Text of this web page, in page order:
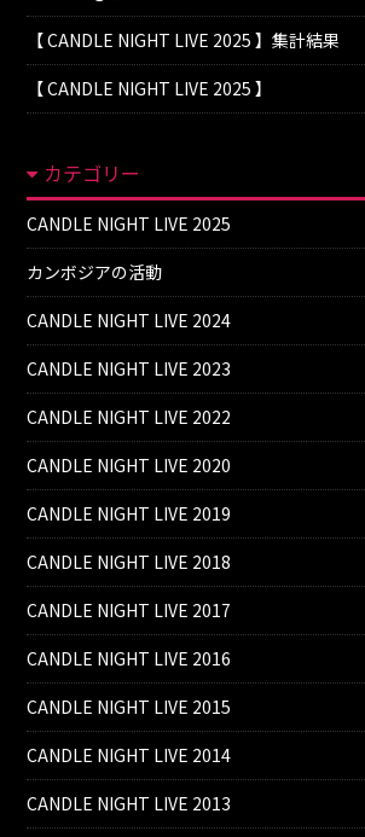
【 CANDLE NIGHT LIVE 2025 】集計結果
【 CANDLE NIGHT LIVE 2025 】
カテゴリー
CANDLE NIGHT LIVE 2025
カンボジアの活動
CANDLE NIGHT LIVE 2024
CANDLE NIGHT LIVE 2023
CANDLE NIGHT LIVE 2022
CANDLE NIGHT LIVE 2020
CANDLE NIGHT LIVE 2019
CANDLE NIGHT LIVE 2018
CANDLE NIGHT LIVE 2017
CANDLE NIGHT LIVE 2016
CANDLE NIGHT LIVE 2015
CANDLE NIGHT LIVE 2014
CANDLE NIGHT LIVE 2013